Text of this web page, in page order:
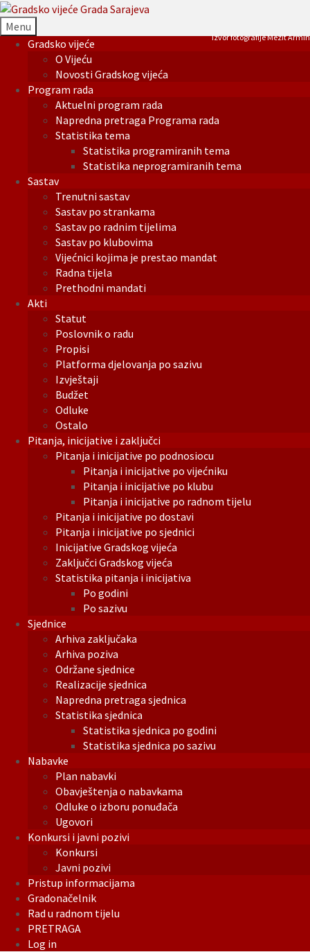
Menu
Gradsko vijeće
O Vijeću
Novosti Gradskog vijeća
Program rada
Aktuelni program rada
Napredna pretraga Programa rada
Statistika tema
Statistika programiranih tema
Statistika neprogramiranih tema
Sastav
Trenutni sastav
Sastav po strankama
Sastav po radnim tijelima
Sastav po klubovima
Vijećnici kojima je prestao mandat
Radna tijela
Prethodni mandati
Akti
Statut
Poslovnik o radu
Propisi
Platforma djelovanja po sazivu
Izvještaji
Budžet
Odluke
Ostalo
Pitanja, inicijative i zaključci
Pitanja i inicijative po podnosiocu
Pitanja i inicijative po vijećniku
Pitanja i inicijative po klubu
Pitanja i inicijative po radnom tijelu
Pitanja i inicijative po dostavi
Pitanja i inicijative po sjednici
Inicijative Gradskog vijeća
Zaključci Gradskog vijeća
Statistika pitanja i inicijativa
Po godini
Po sazivu
Sjednice
Arhiva zaključaka
Arhiva poziva
Održane sjednice
Realizacije sjednica
Napredna pretraga sjednica
Statistika sjednica
Statistika sjednica po godini
Statistika sjednica po sazivu
Nabavke
Plan nabavki
Obavještenja o nabavkama
Odluke o izboru ponuđača
Ugovori
Konkursi i javni pozivi
Konkursi
Javni pozivi
Pristup informacijama
Gradonačelnik
Rad u radnom tijelu
PRETRAGA
Log in
Izvor fotografije Mezit Armin